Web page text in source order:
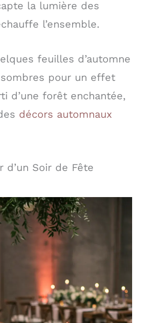
la lumière des
l’ensemble.
feuilles d’automne
pour un effet
d’une forêt enchantée,
décors automnaux
d’un Soir de Fête